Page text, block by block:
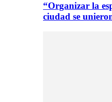
“Organizar la
ciudad se